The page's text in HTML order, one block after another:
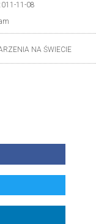
11-08
NA ŚWIECIE